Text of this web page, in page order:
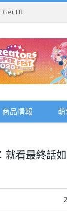
FB
商品情報
就看最終話